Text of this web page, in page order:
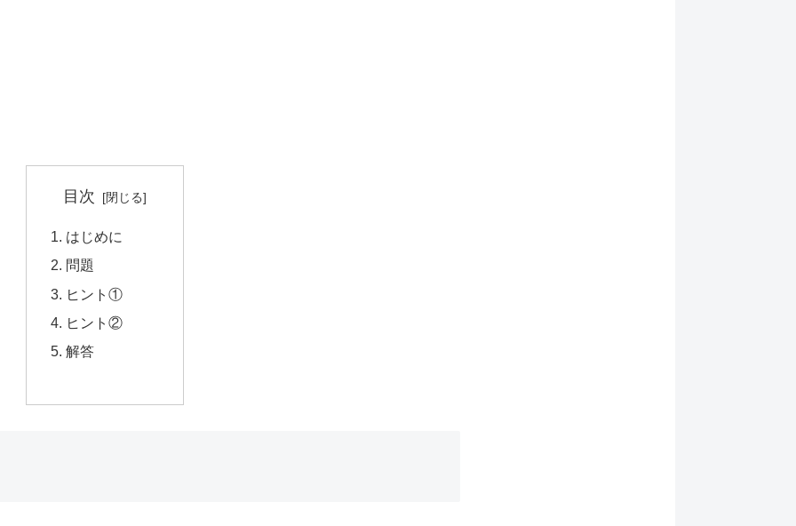
目次
はじめに
問題
ヒント①
ヒント②
解答